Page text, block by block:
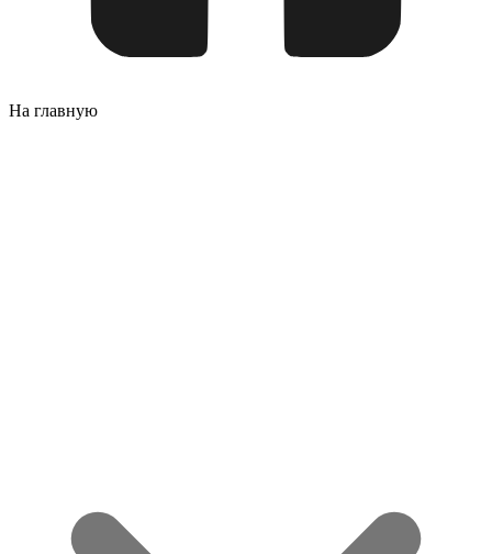
На главную